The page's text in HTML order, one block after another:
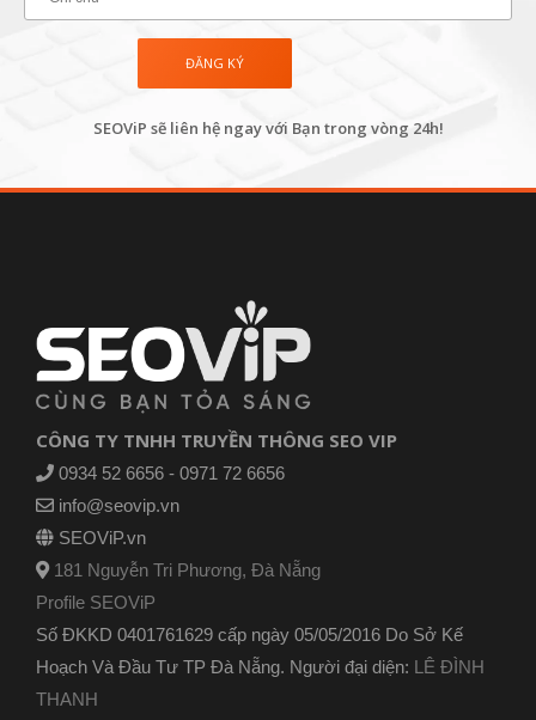
SEOViP sẽ liên hệ ngay với Bạn trong vòng 24h!
CÔNG TY TNHH TRUYỀN THÔNG SEO VIP
0934 52 6656 - 0971 72 6656
info@seovip.vn
SEOViP.vn
181 Nguyễn Tri Phương, Đà Nẵng
Profile SEOViP
Số ĐKKD 0401761629 cấp ngày 05/05/2016 Do Sở Kế
Hoạch Và Đầu Tư TP Đà Nẵng. Người đại diện: LÊ ĐÌNH
THANH